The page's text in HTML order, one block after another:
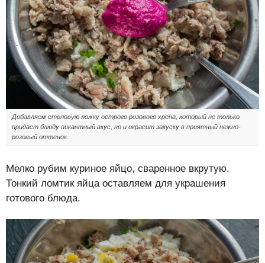
Добавляем столовую ложку острого розового хрена, который не только
придаст блюду пикантный вкус, но и окрасит закуску в приятный нежно-
розовый оттенок.
Мелко рубим куриное яйцо, сваренное вкрутую.
Тонкий ломтик яйца оставляем для украшения
готового блюда.